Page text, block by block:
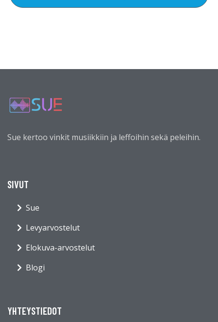
Sue kertoo vinkit musiikkiin ja leffoihin sekä peleihin.
SIVUT
Sue
Levyarvostelut
Elokuva-arvostelut
Blogi
YHTEYSTIEDOT